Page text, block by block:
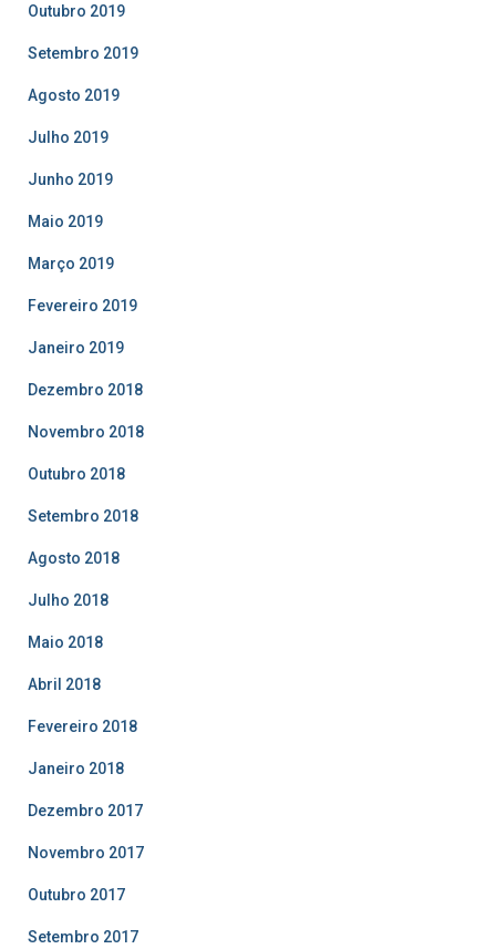
Outubro 2019
Setembro 2019
Agosto 2019
Julho 2019
Junho 2019
Maio 2019
Março 2019
Fevereiro 2019
Janeiro 2019
Dezembro 2018
Novembro 2018
Outubro 2018
Setembro 2018
Agosto 2018
Julho 2018
Maio 2018
Abril 2018
Fevereiro 2018
Janeiro 2018
Dezembro 2017
Novembro 2017
Outubro 2017
Setembro 2017